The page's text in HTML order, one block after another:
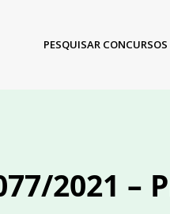
PESQUISAR CONCURSOS
2021 –